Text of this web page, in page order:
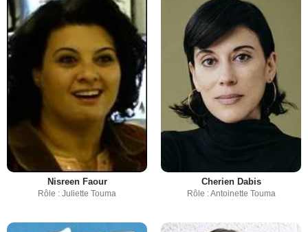
Nisreen Faour
Rôle : Juliette Touma
Cherien Dabis
Rôle : Antoinette Touma